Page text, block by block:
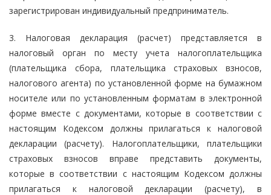
зарегистрирован индивидуальный предприниматель.
3. Налоговая декларация (расчет) представляется в
налоговый орган по месту учета налогоплательщика
(плательщика сбора, плательщика страховых взносов,
налогового агента) по установленной форме на бумажном
носителе или по установленным форматам в электронной
форме вместе с документами, которые в соответствии с
настоящим Кодексом должны прилагаться к налоговой
декларации (расчету). Налогоплательщики, плательщики
страховых взносов вправе представить документы,
которые в соответствии с настоящим Кодексом должны
прилагаться к налоговой декларации (расчету), в